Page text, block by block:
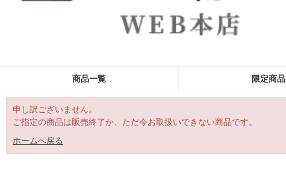
商品一覧 限定商品
申し訳ございません。
ご指定の商品は販売終了か、ただ今お取扱いできない商品です。
ホームへ戻る